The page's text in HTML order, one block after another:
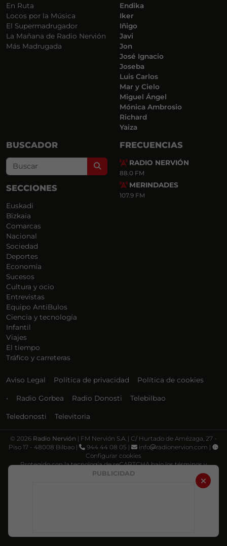
PUBLICIDAD
En Ruta
Locos por la Música
El Supermadrugador
La Mañana de Radio Nervión
Más Madrugada
Endika
Iker
Iñigo
Javi
Jon
José Ignacio
Joseba
Luis Carlos
Mar y Cielo
Miguel Ángel
Mónica Ambrosio
Richard
Yaiza
BUSCADOR
Search
SECCIONES
Euskadi
Bizkaia
Comarcas
Nacional
Sociedad
Deportes
Economía
Sucesos
Cultura y ocio
Entrevistas
Equipo AntiBulos
Ciencia y tecnología
Infantil
Viajes
El tiempo
Tráfico y carreteras
FRECUENCIAS
RADIO NERVIÓN
88.0 FM
MERINDADES
107.9 FM
Aviso Legal Política de privacidad Política de cookies
• Radio Gorbea Radio Donosti Telebilbao
Teledonosti Televitoria
© 2026 Radio Nervión | FM Nervión S.A. | C/ Hurtado de Amézaga, 27 -
Piso 17 - 48008 Bilbao |
944 44 08 05 | info
radionervion.com |
Configurar cookies
Protegido con la tecnología de reCAPTCHA bajo los términos y
Política de privacidad Términos de servicio